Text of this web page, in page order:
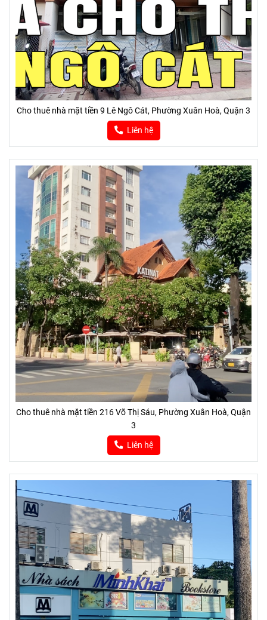
Cho thuê nhà mặt tiền 9 Lê Ngô Cát, Phường Xuân Hoà, Quận 3
Liên hệ
Cho thuê nhà mặt tiền 216 Võ Thị Sáu, Phường Xuân Hoà, Quận
3
Liên hệ